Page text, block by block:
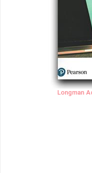
Longman